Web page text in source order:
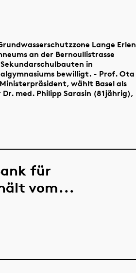
Lange Erlen
an der Bernoullistrasse
in
bewilligt. - Prof. Ota
wählt Basel als
med. Philipp Sarasin (81jährig),
für
vom...